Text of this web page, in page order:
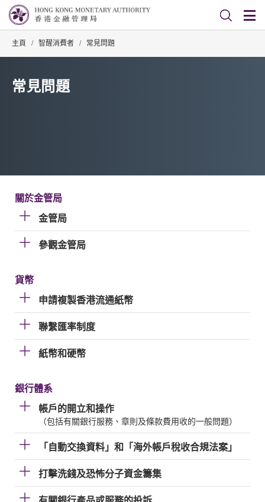
主頁 / 智醒消費者 / 常見問題
常見問題
關於金管局
金管局
參觀金管局
貨幣
申請複製香港流通紙幣
聯繫匯率制度
紙幣和硬幣
銀行體系
帳戶的開立和操作
（包括有關銀行服務、章則及條款費用收的一般問題）
「自動交換資料」和「海外帳戶稅收合規法案」
打擊洗錢及恐怖分子資金籌集